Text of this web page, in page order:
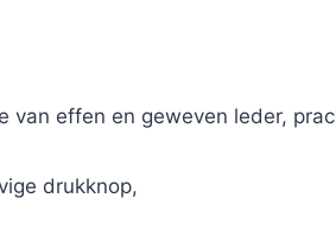
van effen en geweven leder,
drukknop,